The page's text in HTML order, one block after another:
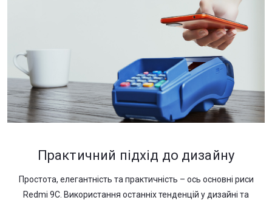
Практичний підхід до дизайну
Простота, елегантність та практичність – ось основні риси
Redmi 9С. Використання останніх тенденцій у дизайні та